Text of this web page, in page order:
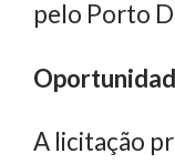
pelo Porto
A licitação